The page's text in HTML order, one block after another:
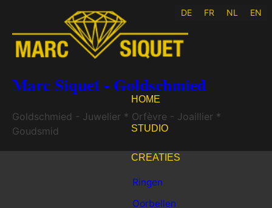
Marc Siquet - Goldschmied
Goldschmied - Juwelier * Orfèvre - Joaillier *
Goudsmid
DE FR NL EN
HOME
STUDIO
CREATIES
Ringen
Oorbellen